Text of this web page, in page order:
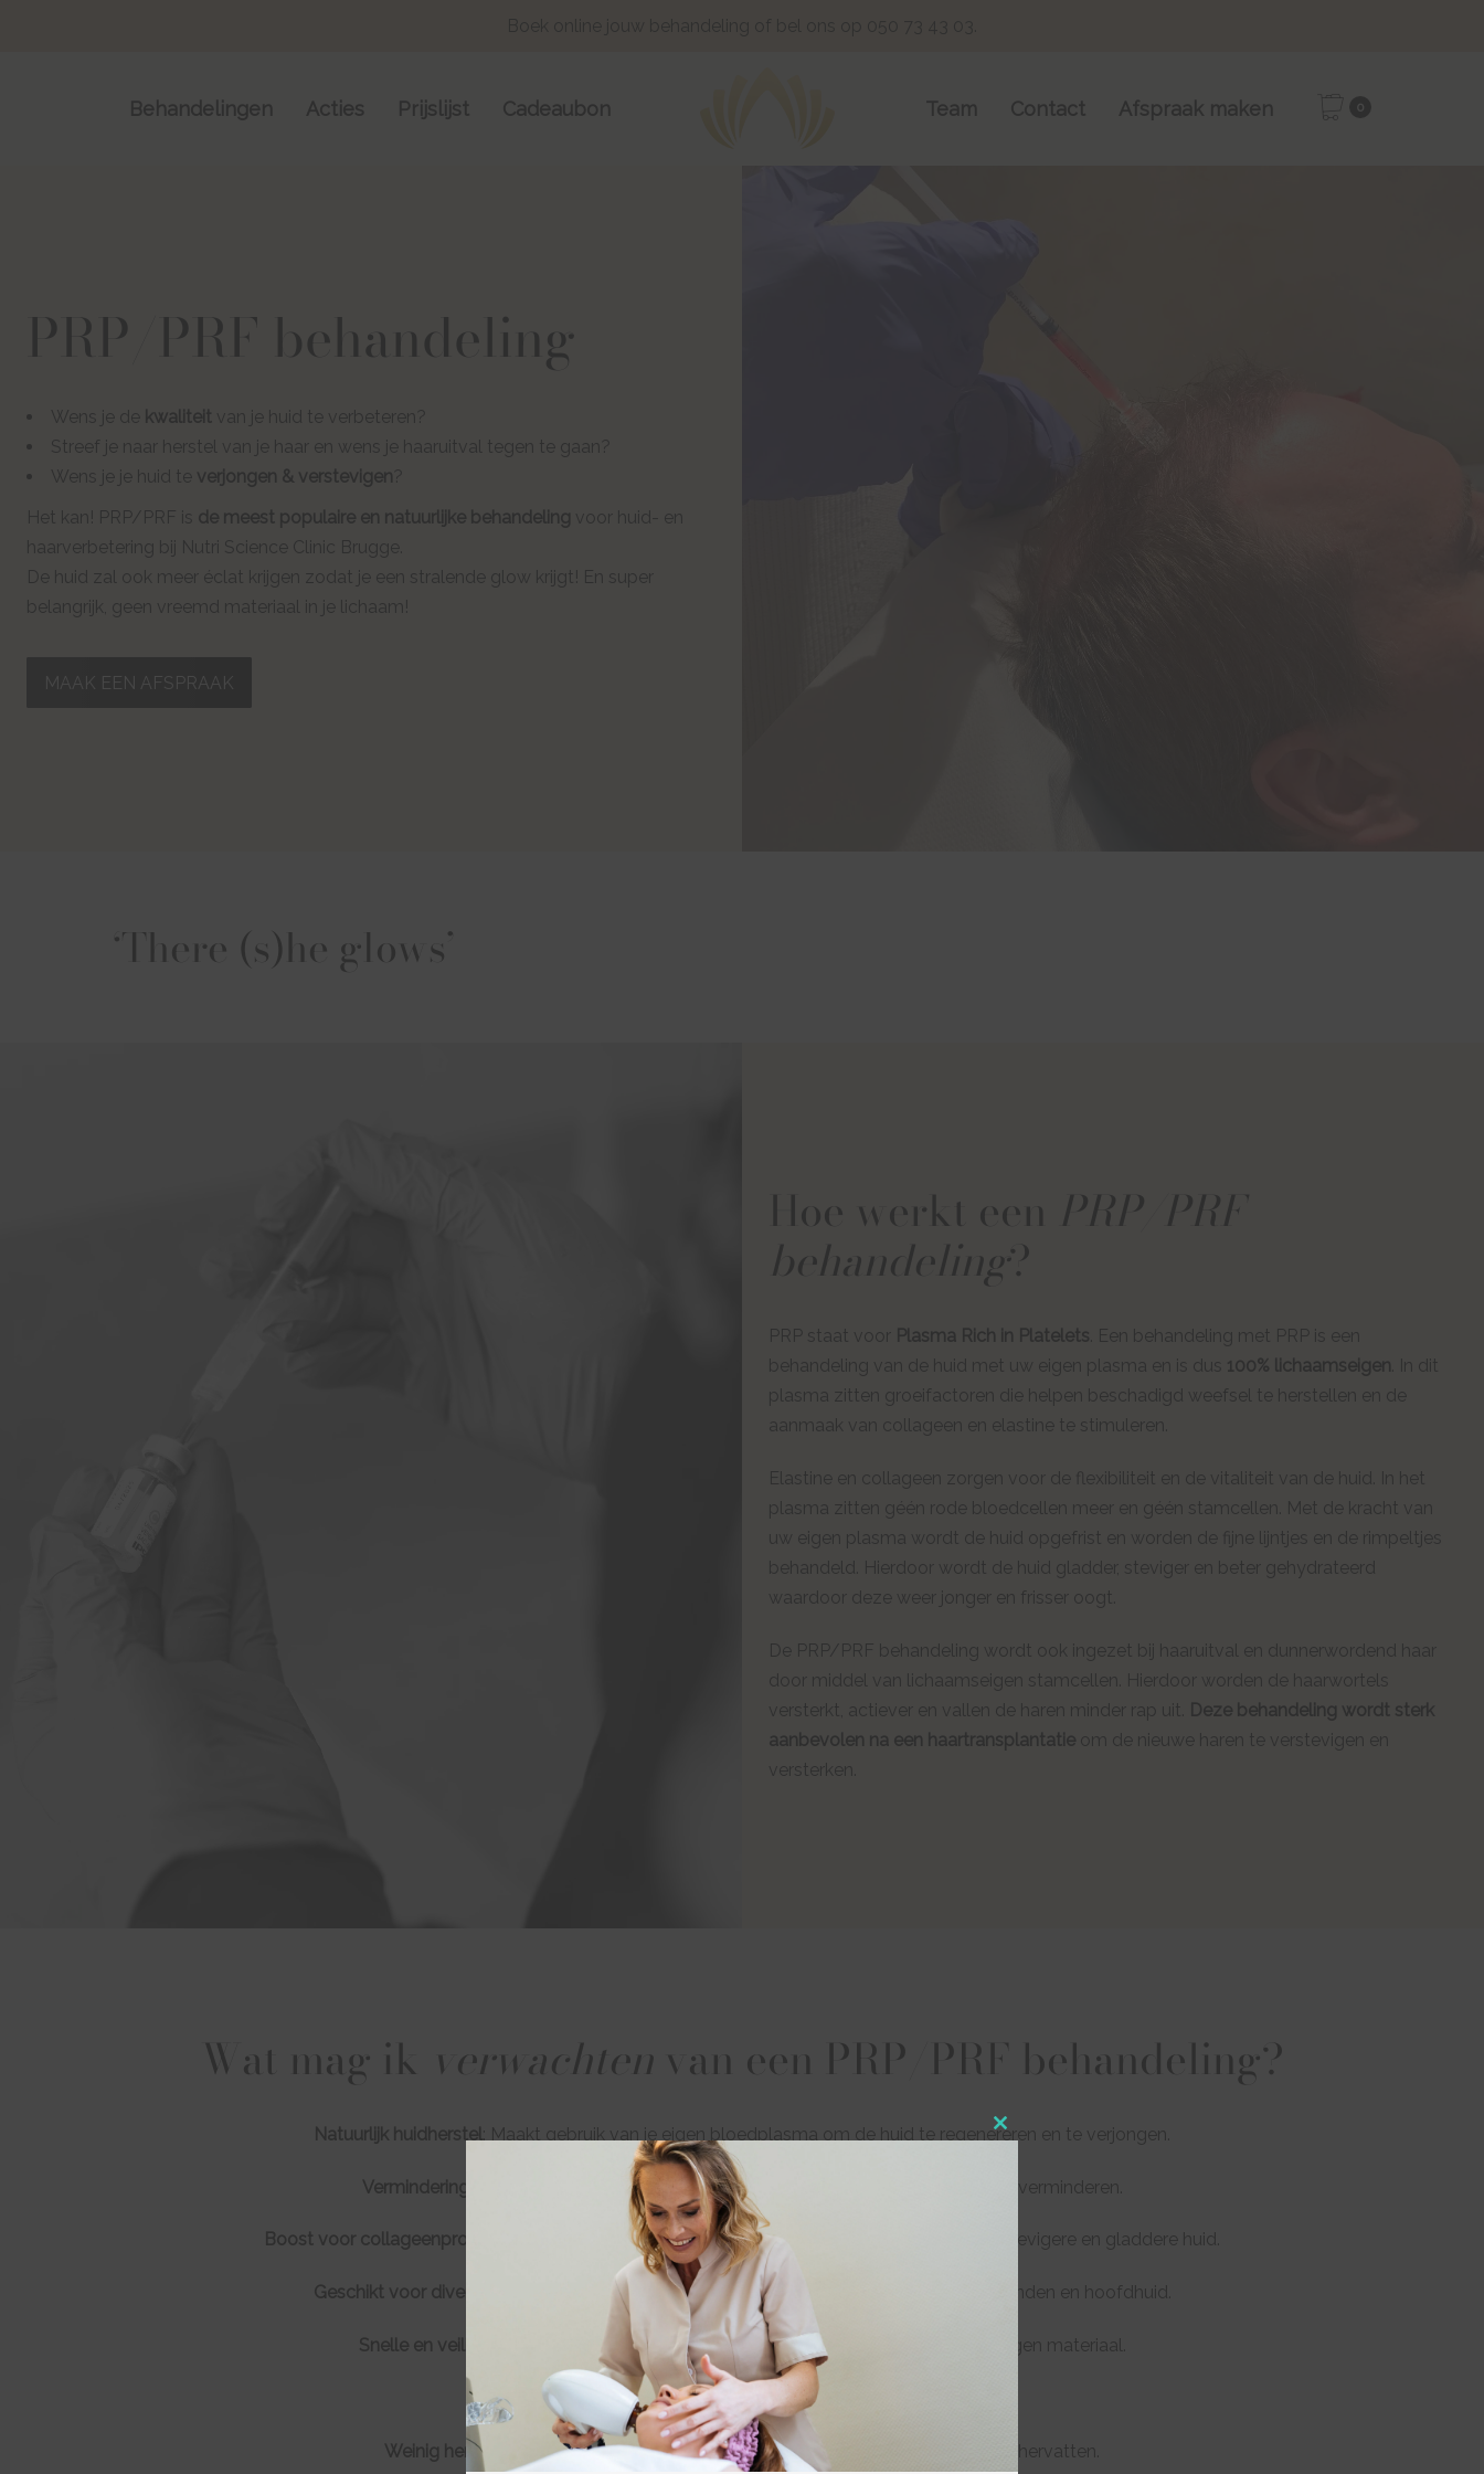
Behandelingen Acties Prijslijst Cadeaubon Team Contact Afspraak maken 0
PRP/PRF behandeling
Wens je de kwaliteit van je huid te verbeteren?
Streef je naar herstel van je haar en wens je haaruitval tegen te gaan?
Wens je je huid te verjongen & verstevigen
Het kan! PRP/PRF is de meest populaire en natuurlijke behandeling voor huid- en
haarverbetering bij Nutri Science Clinic Brugge.
De huid zal ook meer éclat krijgen zodat je een stralende glow krijgt! En super
belangrijk, geen vreemd materiaal in je lichaam!
MAAK EEN AFSPRAAK
‘There (s)he glows’
Hoe werkt een PRP/PRF
behandeling?
PRP staat voor Plasma Rich in Platelets . Een behandeling met PRP is een
behandeling van de huid met uw eigen plasma en is dus 100% lichaamseigen . In dit
plasma zitten groeifactoren die helpen beschadigd weefsel te herstellen en de
aanmaak van collageen en elastine te stimuleren.
Elastine en collageen zorgen voor de flexibiliteit en de vitaliteit van de huid. In het
plasma zitten géén rode bloedcellen meer en géén stamcellen. Met de kracht van
uw eigen plasma wordt de huid opgefrist en worden de fijne lijntjes en de rimpeltjes
behandeld. Hierdoor wordt de huid gladder, steviger en beter gehydrateerd
waardoor deze weer jonger en frisser oogt.
De PRP/PRF behandeling wordt ook ingezet bij haaruitval en dunnerwordend haar
door middel van lichaamseigen stamcellen. Hierdoor worden de haarwortels
versterkt, actiever en vallen de haren minder rap uit.
Deze behandeling wordt sterk
aanbevolen na een haartransplantatie om de nieuwe haren te verstevigen en
versterken.
Wat mag ik verwachtenvan een PRP/PRF behandeling?
Natuurlijk huidherstel : Maakt gebruik van je eigen bloedplasma om de huid te regenereren en te verjongen.
Vermindering van huidveroudering: Helpt fijne lijntjes, rimpels en volumeverlies te verminderen.
Boost voor collageenproductie : Stimuleert de natuurlijke aanmaak van collageen voor een stevigere en gladdere huid.
Geschikt voor diverse zones : Kan worden toegepast op het gezicht, hals, decolleté, handen en hoofdhuid.
Snelle en veilige behandeling : Minimale risico’s dankzij het gebruik van lichaamseigen materiaal.
Haargroei stimulatie: Sterker en minder uitvallend haar.
Weinig hersteltijd : Na de behandeling kun je snel weer je dagelijkse activiteiten hervatten.
Close